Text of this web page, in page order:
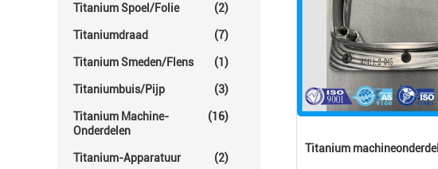
Titanium Spoel/folie (2)
Titaniumdraad (7)
Titanium Smeden/flens (1)
Titaniumbuis/Pijp (3)
Titanium Machine-
Onderdelen
(16)
Titanium-Apparatuur (2)
Titanium